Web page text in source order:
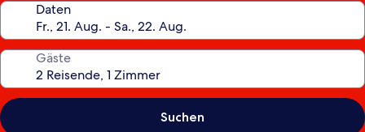
Daten
Gäste
Suchen